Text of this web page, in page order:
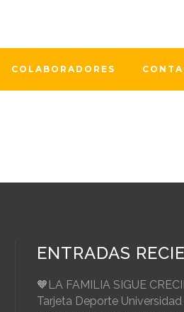
COLABORADORES
ENTRADAS
🧡LA FAMILIA SIGUE
Tarjeta Deporte